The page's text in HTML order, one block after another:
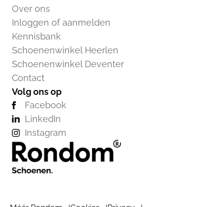
Over ons
Inloggen of aanmelden
Kennisbank
Schoenenwinkel Heerlen
Schoenenwinkel Deventer
Contact
Volg ons op
Facebook
LinkedIn
Instagram